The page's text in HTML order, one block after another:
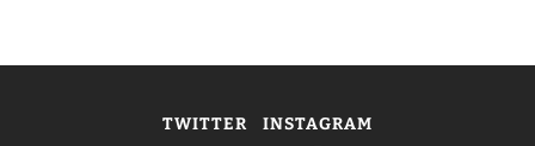
TWITTER INSTAGRAM